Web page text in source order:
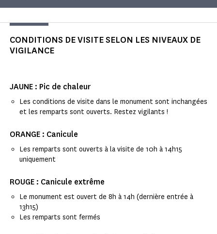
CONDITIONS DE VISITE SELON LES NIVEAUX DE
VIGILANCE
JAUNE : Pic de chaleur
Les conditions de visite dans le monument sont inchangées
et les remparts sont ouverts. Restez vigilants !
ORANGE : Canicule
Les remparts sont ouverts à la visite de 10h à 14h15
uniquement
ROUGE : Canicule extrême
Le monument est ouvert de 8h à 14h (dernière entrée à
13h15)
Les remparts sont fermés